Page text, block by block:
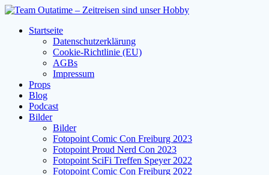
Zum
springenStartseite
Datenschutzerklärung
Cookie-Richtlinie (EU)
AGBs
Impressum
Props
Blog
Podcast
Bilder
Bilder
Fotopoint Comic Con Freiburg 2023
Fotopoint Proud Nerd Con 2023
Fotopoint SciFi Treffen Speyer 2022
Fotopoint Comic Con Freiburg 2022